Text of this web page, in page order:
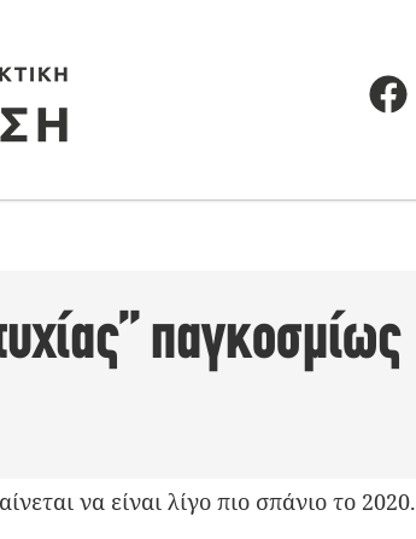
παγκοσμίως
να είναι λίγο πιο σπάνιο το 2020.